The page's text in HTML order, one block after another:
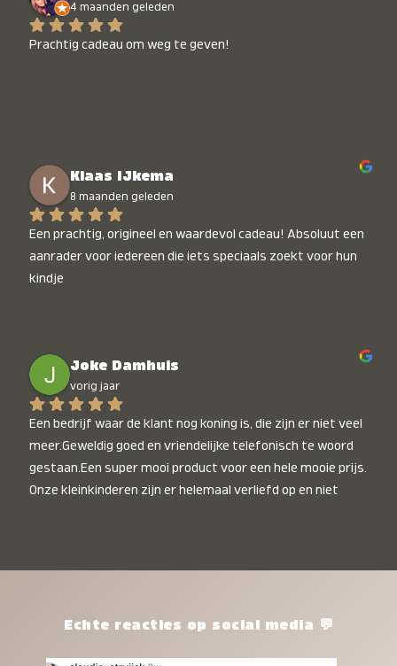
4 maanden geleden
Prachtig cadeau om weg te geven!
Klaas IJkema
8 maanden geleden
Een prachtig, origineel en waardevol cadeau! Absoluut een
aanrader voor iedereen die iets speciaals zoekt voor hun
kindje
Joke Damhuis
vorig jaar
Een bedrijf waar de klant nog koning is, die zijn er niet veel
meer.Geweldig goed en vriendelijke telefonisch te woord
gestaan.Een super mooi product voor een hele mooie prijs.
Onze kleinkinderen zijn er helemaal verliefd op en niet
het waard.Echte reacties op social media 💬